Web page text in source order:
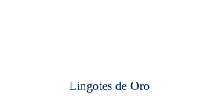
Lingotes de Oro